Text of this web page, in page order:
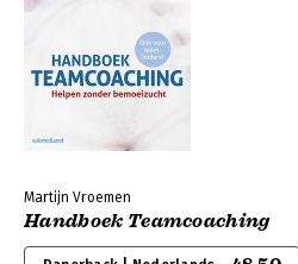
Martijn Vroemen
Handboek Teamcoaching